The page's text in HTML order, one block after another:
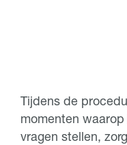
Tijdens de
momenten
vragen stellen,